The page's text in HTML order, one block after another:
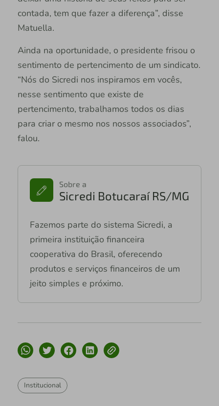
contada, tem que fazer a diferença”, disse
Matuella.
Ainda na oportunidade, o presidente frisou o
sentimento de pertencimento de um sindicato.
“Nós do Sicredi nos inspiramos em vocês,
nesse sentimento que existe de
pertencimento, trabalhamos todos os dias
para criar o mesmo nos nossos associados”,
falou.
Sobre a
Sicredi Botucaraí RS/MG
Fazemos parte do sistema Sicredi, a
primeira instituição financeira
cooperativa do Brasil, oferecendo
produtos e serviços financeiros de um
jeito simples e próximo.
Institucional